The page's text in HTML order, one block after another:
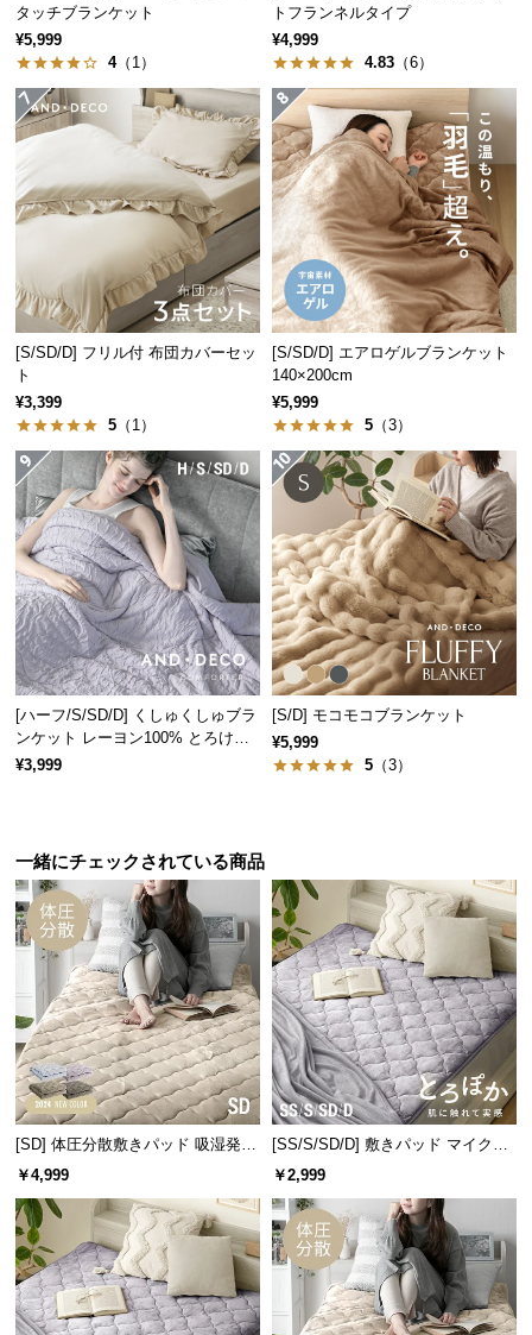
会
員
規
約
に
て
お
様
ポ
ー
ト
お
知
ら
せ
ブ
ロ
グ
情
報
o.,
タッチブランケット
¥5,999
4（1）
トフランネルタイプ
¥4,999
4.83 （6）
[S/SD/D] フリル付 布団カバーセッ
ト
¥3,399
5 （1）
[S/SD/D] エアロゲルブランケット
140×200cm
¥5,999
5 （3）
[ハーフ/S/SD/D] くしゅくしゅブラ
ンケット レーヨン100% とろける
肌触り
¥3,999
[S/D] モコモコブランケット
¥5,999
5 （3）
一緒にチェックされている商品
[SD] 体圧分散敷きパッド 吸湿発熱
マイクロファイバー
￥4,999
[SS/S/SD/D] 敷きパッド マイクロ
ファイバー
￥2,999